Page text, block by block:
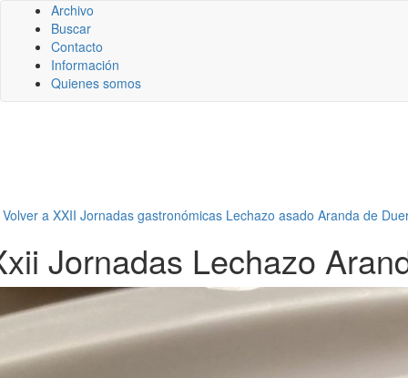
Archivo
Buscar
Contacto
Información
Quienes somos
Volver a XXII Jornadas gastronómicas Lechazo asado Aranda de
Jornadas Lechazo